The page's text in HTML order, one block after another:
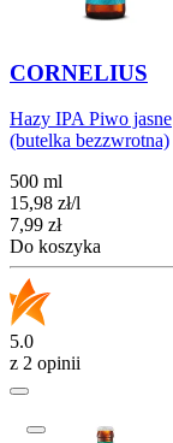
CORNELIUS
Hazy IPA Piwo jasne
(butelka bezzwrotna)
500 ml
15,98 zł/l
Cena
7,99 zł
Do koszyka
5.0
z 2 opinii